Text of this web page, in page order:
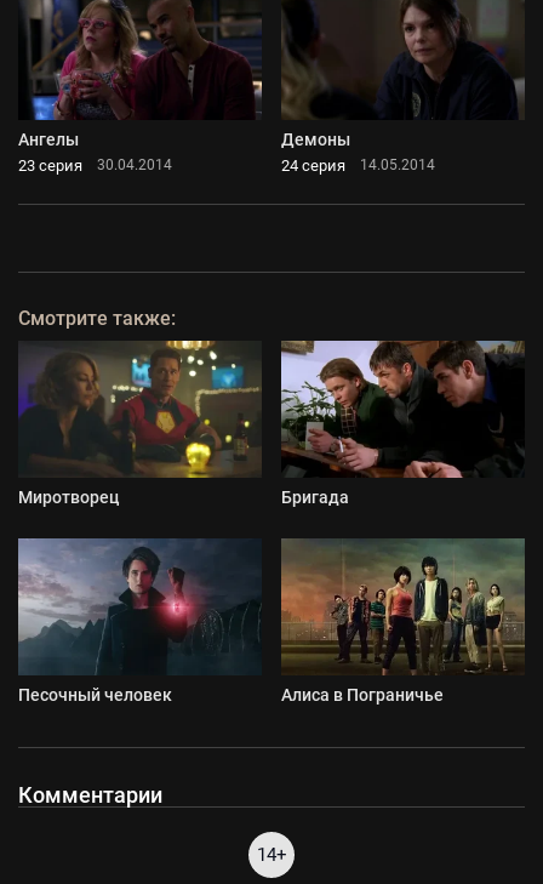
Ангелы
23 серия 30.04.2014
Демоны
24 серия 14.05.2014
Смотрите также:
Миротворец Бригада
Песочный человек Алиса в Пограничье
Комментарии
14+